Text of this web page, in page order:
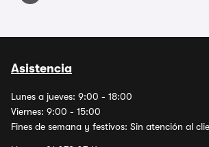
Asistencia
Lunes a jueves: 9:00 - 18:00
Viernes: 9:00 - 15:00
Fines de semana y festivos: Sin atención al